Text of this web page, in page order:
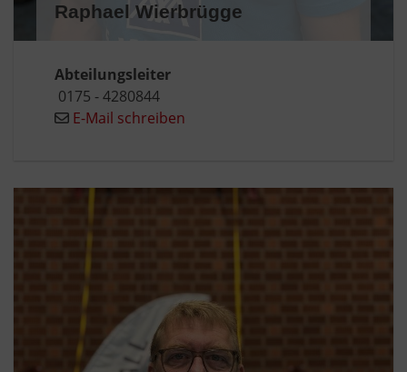
Raphael Wierbrügge
Abteilungsleiter
0175 - 4280844
E-Mail schreiben